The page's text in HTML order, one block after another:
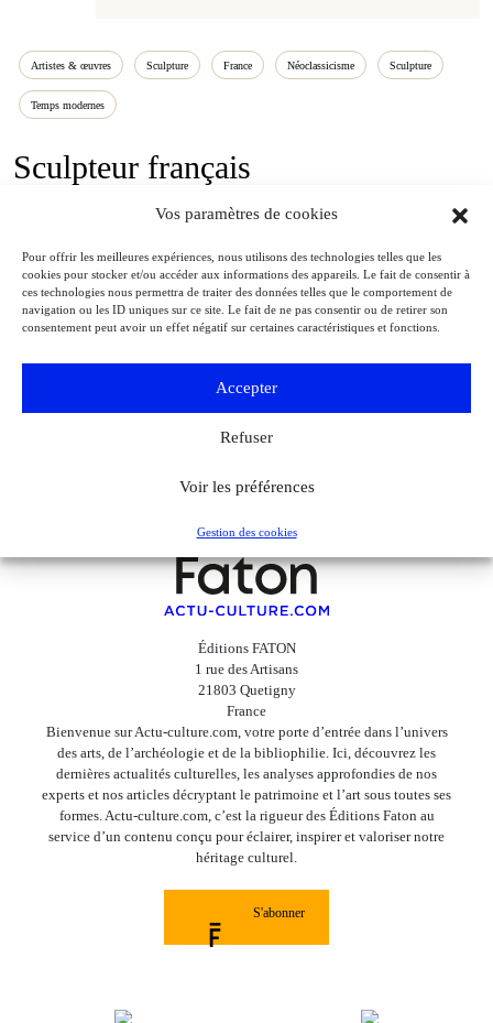
Vos paramètres de cookies
Pour offrir les meilleures expériences, nous utilisons des technologies telles que les
cookies pour stocker et/ou accéder aux informations des appareils. Le fait de consentir à
ces technologies nous permettra de traiter des données telles que le comportement de
navigation ou les ID uniques sur ce site. Le fait de ne pas consentir ou de retirer son
consentement peut avoir un effet négatif sur certaines caractéristiques et fonctions.
Accepter
Refuser
Voir les préférences
Gestion des cookies
Artistes & œuvres Sculpture France Néoclassicisme Sculpture
Temps modernes
Sculpteur français
Éditions FATON
1 rue des Artisans
21803 Quetigny
France
Bienvenue sur Actu-culture.com, votre porte d’entrée dans l’univers
des arts, de l’archéologie et de la bibliophilie. Ici, découvrez les
dernières actualités culturelles, les analyses approfondies de nos
experts et nos articles décryptant le patrimoine et l’art sous toutes ses
formes. Actu-culture.com, c’est la rigueur des Éditions Faton au
service d’un contenu conçu pour éclairer, inspirer et valoriser notre
héritage culturel.
S'abonner